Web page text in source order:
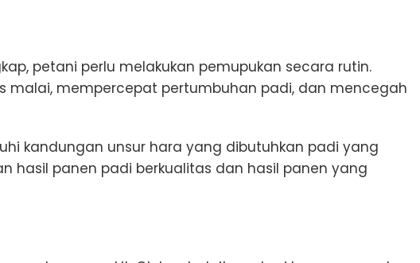
petani perlu melakukan pemupukan secara rutin.
malai, mempercepat pertumbuhan padi, dan mencegah
kandungan unsur hara yang dibutuhkan padi yang
hasil panen padi berkualitas dan hasil panen yang